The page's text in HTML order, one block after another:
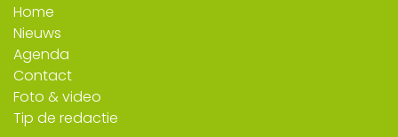
Home
Nieuws
Agenda
Contact
Foto & video
Tip de redactie